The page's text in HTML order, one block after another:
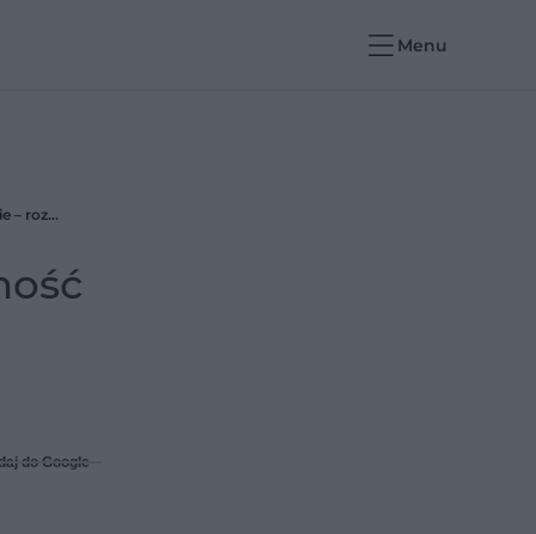
Menu
Body positive? To akceptacja swojego ciała i pewność siebie, a nie przyzwolenie na nicnierobienie – rozmowa z Ewą Zakrzewską i Darią Papis
do Google